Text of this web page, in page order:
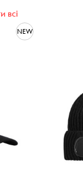
всі
NEW